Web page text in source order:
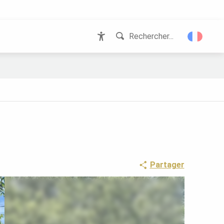
Rechercher...
Partager